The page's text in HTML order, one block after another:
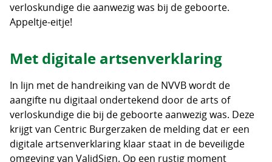
verloskundige die aanwezig was bij de geboorte.
Appeltje-eitje!
Met digitale artsenverklaring
In lijn met de handreiking van de NVVB wordt de
aangifte nu digitaal ondertekend door de arts of
verloskundige die bij de geboorte aanwezig was. Deze
krijgt van Centric Burgerzaken de melding dat er een
digitale artsenverklaring klaar staat in de beveiligde
omgeving van ValidSign. Op een rustig moment